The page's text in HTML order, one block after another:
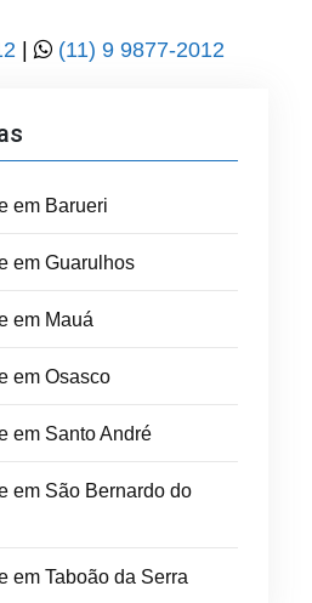
em Barueri
em Guarulhos
em Mauá
em Osasco
em Santo André
em São Bernardo do
em Taboão da Serra
| (11) 9 9877-2012